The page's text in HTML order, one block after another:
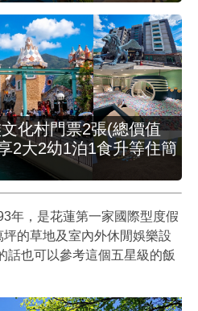
化村門票2張(總價值
2大2幼1泊1食升等住簡
年，是花蓮第一家國際型度假
的草地及室內外休閒娛樂設
話也可以參考這個五星級的飯